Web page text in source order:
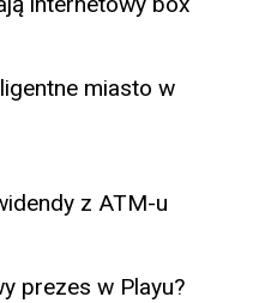
miasto w
z ATM-u
prezes w Playu?